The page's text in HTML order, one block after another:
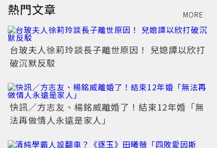
熱門文章 MORE
台玻夫人徐莉玲談長子離世原因！ 兒媳譚以欣打
破沉默反駁
快訊／方志友、楊銘威離婚了！結束12年婚「無
法再做情人永遠是家人」